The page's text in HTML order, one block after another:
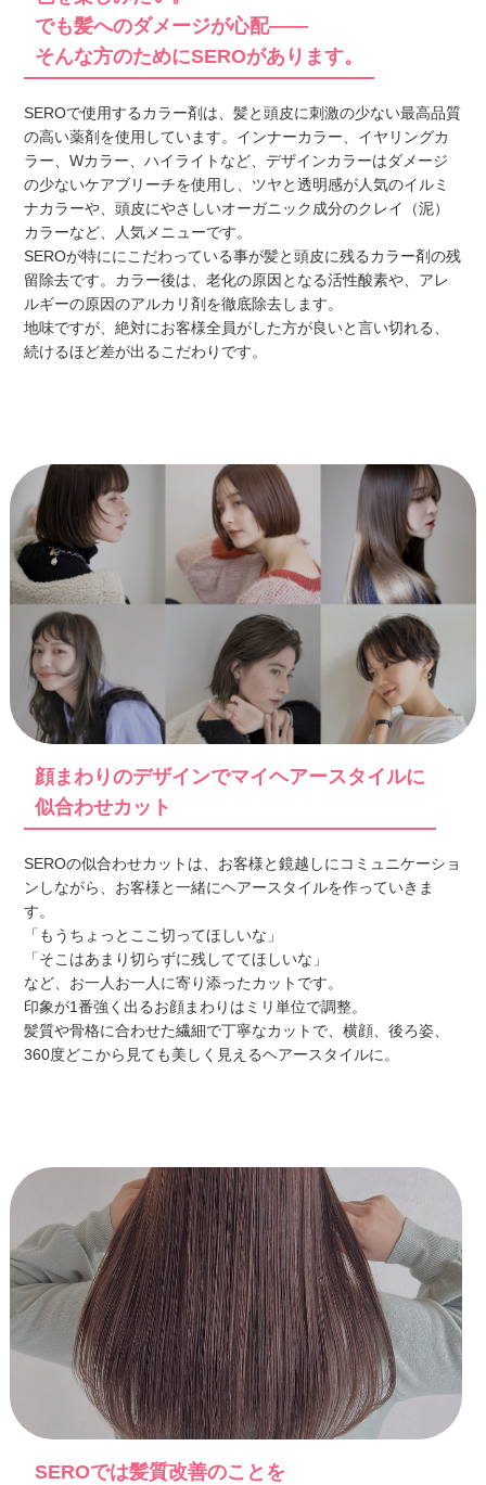
でも髪へのダメージが心配——
そんな方のためにSEROがあります。
SEROで使用するカラー剤は、髪と頭皮に刺激の少ない最高品質
の高い薬剤を使用しています。インナーカラー、イヤリングカ
ラー、Wカラー、ハイライトなど、デザインカラーはダメージ
の少ないケアブリーチを使用し、ツヤと透明感が人気のイルミ
ナカラーや、頭皮にやさしいオーガニック成分のクレイ（泥）
カラーなど、人気メニューです。
SEROが特ににこだわっている事が髪と頭皮に残るカラー剤の残
留除去です。カラー後は、老化の原因となる活性酸素や、アレ
ルギーの原因のアルカリ剤を徹底除去します。
地味ですが、絶対にお客様全員がした方が良いと言い切れる、
続けるほど差が出るこだわりです。
顔まわりのデザインでマイヘアースタイルに
似合わせカット
SEROの似合わせカットは、お客様と鏡越しにコミュニケーショ
ンしながら、お客様と一緒にヘアースタイルを作っていきま
す。
「もうちょっとここ切ってほしいな」
「そこはあまり切らずに残しててほしいな」
など、お一人お一人に寄り添ったカットです。
印象が1番強く出るお顔まわりはミリ単位で調整。
髪質や骨格に合わせた繊細で丁寧なカットで、横顔、後ろ姿、
360度どこから見ても美しく見えるヘアースタイルに。
SEROでは髪質改善のことを